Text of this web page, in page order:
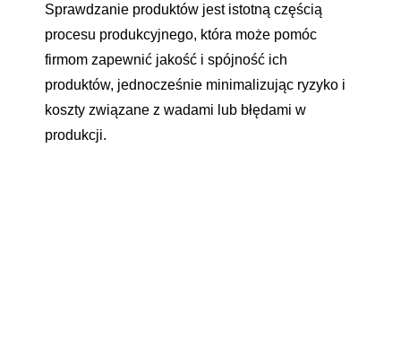
Sprawdzanie produktów jest istotną częścią
procesu produkcyjnego, która może pomóc
firmom zapewnić jakość i spójność ich
produktów, jednocześnie minimalizując ryzyko i
koszty związane z wadami lub błędami w
produkcji.